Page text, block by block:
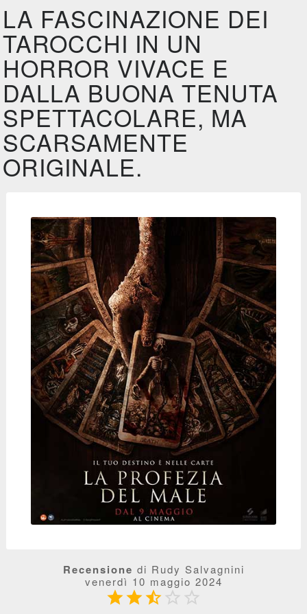
LA FASCINAZIONE DEI
TAROCCHI IN UN
HORROR VIVACE E
DALLA BUONA TENUTA
SPETTACOLARE, MA
SCARSAMENTE
ORIGINALE.
Recensione di Rudy Salvagnini
venerdì 10 maggio 2024
  